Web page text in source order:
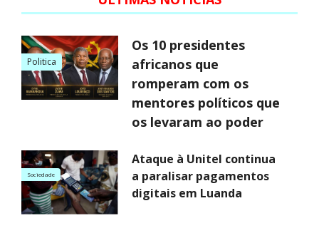
Politica
Os 10 presidentes
africanos que
romperam com os
mentores políticos que
os levaram ao poder
Sociedade
Ataque à Unitel continua
a paralisar pagamentos
digitais em Luanda